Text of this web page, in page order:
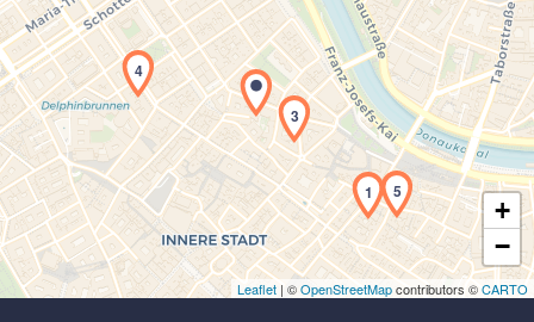
Laden der Karte...
1
3
4
5
+
−
Leaflet | ©OpenStreetMapcontributors ©CARTO